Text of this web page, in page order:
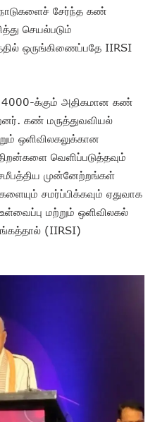
சேர்ந்த கண்
செயல்படும்
ஒருங்கிணைப்பதே IIRSI
4000-க்கும் அதிகமான கண்
கண் மருத்துவவியல்
ஒளிவிலகலுக்கான
வெளிப்படுத்தவும்
முன்னேற்றங்கள்
சமர்ப்பிக்கவும் ஏதுவாக
மற்றும் ஒளிவிலகல்
(IIRSI)